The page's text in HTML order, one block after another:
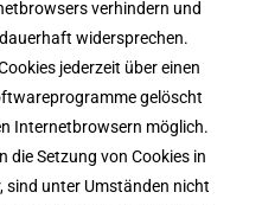
verhindern und
widersprechen.
jederzeit über einen
gelöscht
Internetbrowsern möglich.
die Setzung von Cookies in
unter Umständen nicht